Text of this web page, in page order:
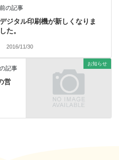
前の記事
デジタル印刷機が新しくなりま
した。
2016/11/30
お知らせ
記事
営